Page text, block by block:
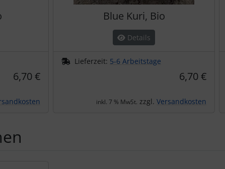
6,70 €
Blue Kuri, Bio
Details
Lieferzeit: 5-6 Arbeitstage
6,70 €
inkl. 7 % MwSt. zzgl. Versandkosten